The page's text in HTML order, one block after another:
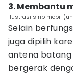
3. Membantu
ilustrasi sirip mobil
Selain
juga dipilih
antena batang
bergerak